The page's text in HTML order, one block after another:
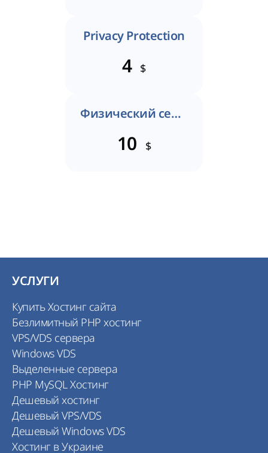
Privacy Protection
4 $
Физический сертификат
10 $
УСЛУГИ
Купить Хостинг сайта
Безлимитный PHP хостинг
VPS/VDS сервера
Windows VDS
Выделенные сервера
PHP MySQL Хостинг
Дешевый хостинг
Дешевый VPS/VDS
Дешевый Windows VDS
Хостинг в Украине